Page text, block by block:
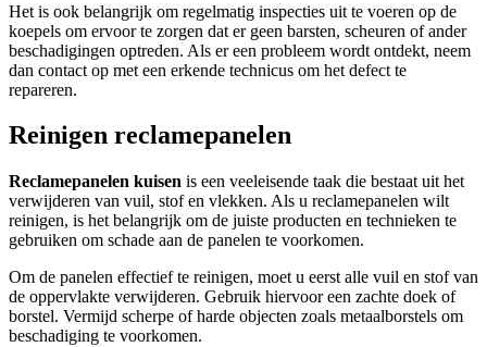
Het is ook belangrijk om regelmatig inspecties uit te voeren op de
koepels om ervoor te zorgen dat er geen barsten, scheuren of ander
beschadigingen optreden. Als er een probleem wordt ontdekt, neem
dan contact op met een erkende technicus om het defect te
repareren.
Reinigen reclamepanelen
Reclamepanelen kuisen is een veeleisende taak die bestaat uit het
verwijderen van vuil, stof en vlekken. Als u reclamepanelen wilt
reinigen, is het belangrijk om de juiste producten en technieken te
gebruiken om schade aan de panelen te voorkomen.
Om de panelen effectief te reinigen, moet u eerst alle vuil en stof van
de oppervlakte verwijderen. Gebruik hiervoor een zachte doek of
borstel. Vermijd scherpe of harde objecten zoals metaalborstels om
beschadiging te voorkomen.